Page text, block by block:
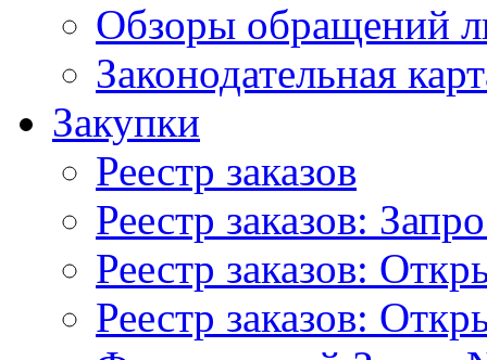
Обзоры обращений
Законодательная
Закупки
Реестр заказов
Реестр заказов:
Реестр заказов:
Реестр заказов: